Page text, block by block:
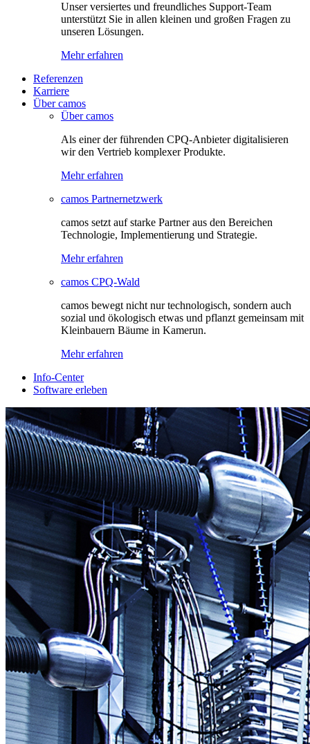
Unser versiertes und freundliches Support-Team
unterstützt Sie in allen kleinen und großen Fragen zu
unseren Lösungen.
Mehr erfahren
Referenzen
Karriere
Über camos
Über camos
Als einer der führenden CPQ-Anbieter digitalisieren
wir den Vertrieb komplexer Produkte.
Mehr erfahren
camos Partnernetzwerk
camos setzt auf starke Partner aus den Bereichen
Technologie, Implementierung und Strategie.
Mehr erfahren
camos CPQ-Wald
camos bewegt nicht nur technologisch, sondern auch
sozial und ökologisch etwas und pflanzt gemeinsam mit
Kleinbauern Bäume in Kamerun.
Mehr erfahren
Info-Center
Software erleben